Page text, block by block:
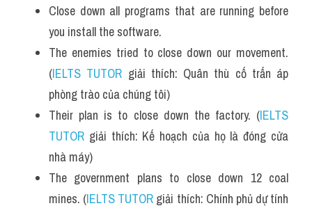
Close down all programs that are running before
you install the software.
The enemies tried to close down our movement.
(IELTS TUTOR giải thích: Quân thù cố trấn áp
phòng trào của chúng tôi)
Their plan is to close down the factory. (IELTS
TUTOR giải thích: Kế hoạch của họ là đóng cửa
nhà máy)
The government plans to close down 12 coal
mines. (IELTS TUTOR giải thích: Chính phủ dự tính